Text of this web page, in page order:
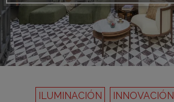
ILUMINACIÓN INNOVACIÓN